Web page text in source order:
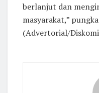
berlanjut dan
masyarakat,”
(Advertorial/